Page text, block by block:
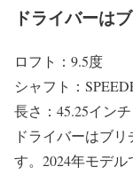
ドライバーは
ロフト：9.5度
シャフト：
長さ：45.25イン
ドライバーはブ
す。2024年モデ